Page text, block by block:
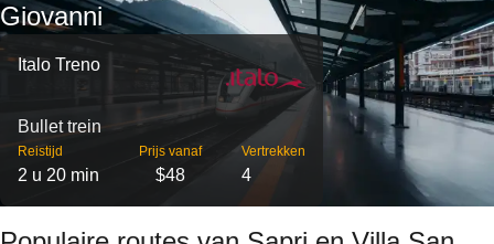
Giovanni
Italo Treno
Bullet trein
Reistijd
2 u 20 min
Prijs vanaf
$48
Vertrekken
4